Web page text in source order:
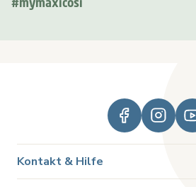
#mymaxicosi
Kontakt & Hilfe